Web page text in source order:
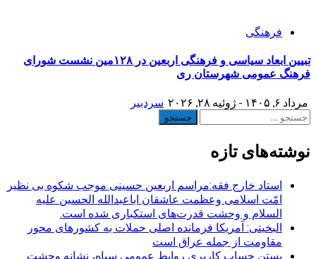
فرهنگی
تبیین ابعاد سیاسی و فرهنگی اربعین در ۱۲۸مین نشست شورای
فرهنگ عمومی شهرستان ری
مرداد ۶, ۱۴۰۵ - ژوئیه ۲۸, ۲۰۲۶
سردبیر
جستجو
نوشته‌های تازه
استاد خارج فقه:مراسم اربعین حسینی موجب شکوه بی نظیر
امّت اسلامی وعظمت عاشقان اباعبدالله الحسین علیه
السلام و وحشت قدرت‌های استکباری شده است.
البخیتی: آمریکا فرمانده اصلی حملات به کشورهای محور
مقاومت از جمله عراق است
بستن حساب کاربری روابط عمومی سپاه، نشانه‌ وحشت